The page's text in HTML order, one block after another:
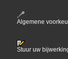
Algemene
Stuur uw